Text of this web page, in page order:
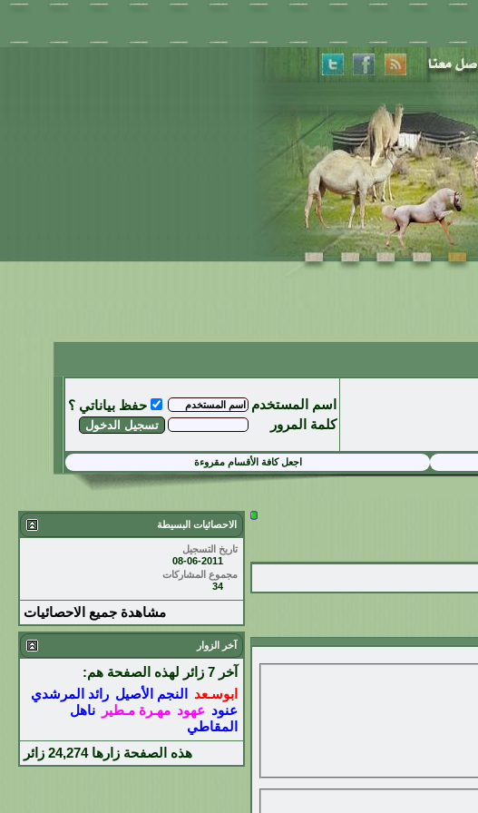
اسم المستخدم
حفظ بياناتي ؟
كلمة المرور
اجعل كافة الأقسام مقروءة
الاحصائيات البسيطة
تاريخ التسجيل
08-06-2011
مجموع المشاركات
34
مشاهدة جميع الاحصائيات
آخر الزوار
آخر 7 زائر لهذه الصفحة هم:
ابوسـعد
النجم الأصيل رائد المرشدي
عنود عهود مهـرة مـطير
ناهل
المقاطي
هذه الصفحة زارها24,274 زائر